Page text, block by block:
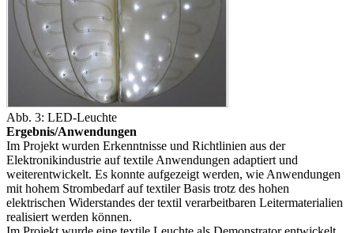
Abb. 3: LED-Leuchte
Ergebnis/Anwendungen
Im Projekt wurden Erkenntnisse und Richtlinien aus der
Elektronikindustrie auf textile Anwendungen adaptiert und
weiterentwickelt. Es konnte aufgezeigt werden, wie Anwendungen
mit hohem Strombedarf auf textiler Basis trotz des hohen
elektrischen Widerstandes der textil verarbeitbaren Leitermaterialien
realisiert werden können.